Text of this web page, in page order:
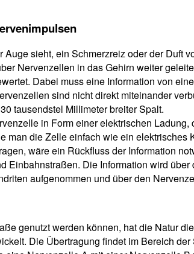
sieht, ein Schmerzreiz oder der Duft
Nervenzellen in das Gehirn weiter
Dabei muss eine Information von
sind nicht direkt miteinander
tausendstel Millimeter breiter Spalt.
in Form einer elektrischen Ladung,
man die Zelle einfach wie ein elektrisches
wäre ein Rückfluss der Information
Einbahnstraßen. Die Information wird über
aufgenommen und über den
genutzt werden können, hat die Natur
Die Übertragung findet im Bereich